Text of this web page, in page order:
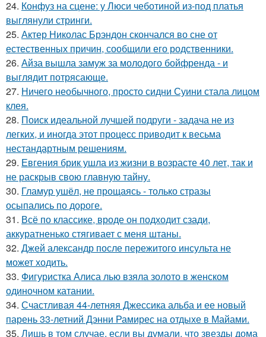
24. Конфуз на сцене: у Люси чеботиной из-под платья
выглянули стринги.
25. Актер Николас Брэндон скончался во сне от
естественных причин, сообщили его родственники.
26. Айза вышла замуж за молодого бойфренда - и
выглядит потрясающе.
27. Ничего необычного, просто сидни Суини стала лицом
клея.
28. Поиск идеальной лучшей подруги - задача не из
легких, и иногда этот процесс приводит к весьма
нестандартным решениям.
29. Евгения брик ушла из жизни в возрасте 40 лет, так и
не раскрыв свою главную тайну.
30. Гламур ушёл, не прощаясь - только стразы
осыпались по дороге.
31. Всё по классике, вроде он подходит сзади,
аккуратненько стягивает с меня штаны.
32. Джей александр после пережитого инсульта не
может ходить.
33. Фигуристка Алиса лью взяла золото в женском
одиночном катании.
34. Счастливая 44-летняя Джессика альба и ее новый
парень 33-летний Дэнни Рамирес на отдыхе в Майами.
35. Лишь в том случае, если вы думали, что звезды дома